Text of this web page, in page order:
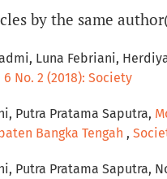
by the same
Luna Febriani,
No. 2 (2018): Society
Putra Pratama Saputra,
Bangka Tengah ,
Putra Pratama Saputra,